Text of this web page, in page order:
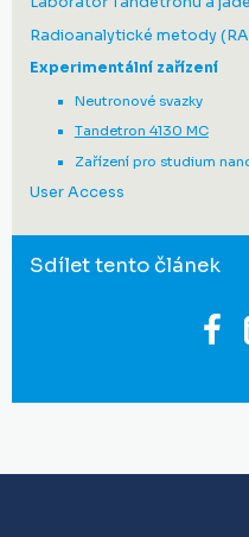
Radioanalytické metody
Experimentální zařízení
Neutronové svazky
Tandetron 4130 MC
Zařízení pro studium
User Access
Sdílet tento článek